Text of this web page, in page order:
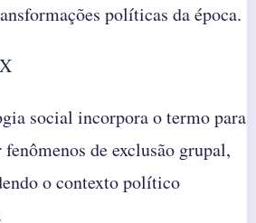
políticas da época.
social incorpora o termo para
fenômenos de exclusão grupal,
o contexto político